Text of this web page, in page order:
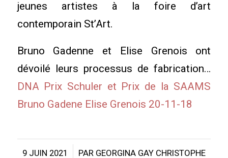
jeunes artistes à la foire d’art
contemporain St’Art.
Bruno Gadenne et Elise Grenois ont
dévoilé leurs processus de fabrication…
DNA Prix Schuler et Prix de la SAAMS
Bruno Gadene Elise Grenois 20-11-18
9 JUIN 2021
/ PAR GEORGINA GAY CHRISTOPHE